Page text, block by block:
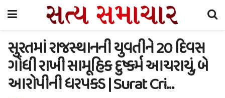
સુરતમાં રાજસ્થાનની યુવતીને 20 દિવસ
ગોંધી રાખી સામૂહિક દુષ્કર્મ આચરાયું, બે
આરોપીની ધરપકડ | Surat Cri…